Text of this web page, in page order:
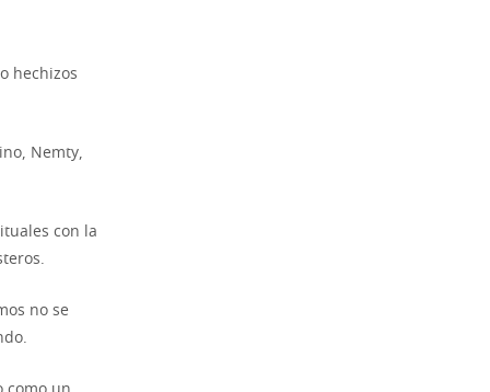
hechizos
Nemty,
con la
no se